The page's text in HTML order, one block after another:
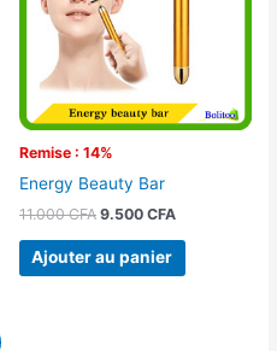
Remise : 14%
Energy Beauty Bar
11.000CFA 9.500 CFA
Ajouter au panier